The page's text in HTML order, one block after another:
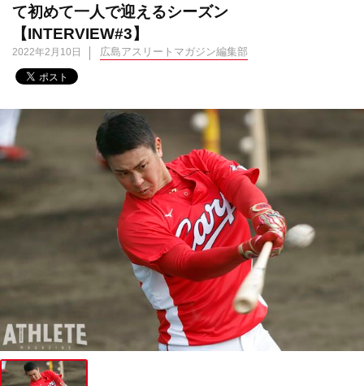
て初めて一人で迎えるシーズン
【INTERVIEW#3】
2022年2月10日 広島アスリートマガジン編集部